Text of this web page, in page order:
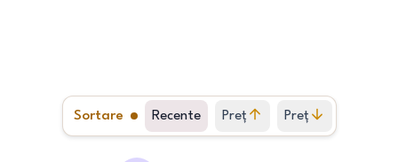
Sortare Recente Preț
crescător
Preț
descrescător